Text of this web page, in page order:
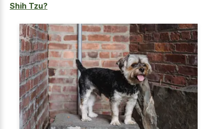
Shih Tzu?